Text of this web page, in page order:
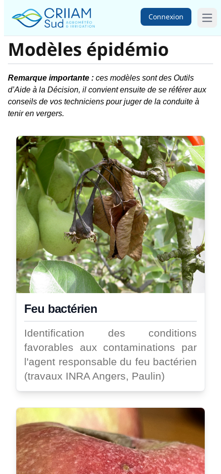
Connexion
Modèles épidémio
Remarque importante : ces modèles sont des Outils
d’Aide à la Décision, il convient ensuite de se référer aux
conseils de vos techniciens pour juger de la conduite à
tenir en vergers.
Feu bactérien
Identification des conditions
favorables aux contaminations par
l'agent responsable du feu bactérien
(travaux INRA Angers, Paulin)